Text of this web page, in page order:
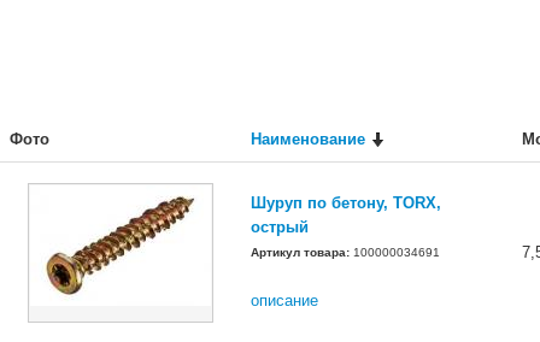
Фото Наименование
Шуруп по бетону, TORX,
острый
Артикул товара: 100000034691
описание